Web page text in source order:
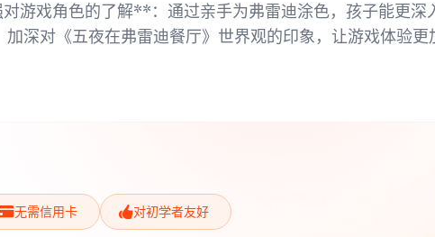
游戏角色的了解**：通过亲手为弗雷迪涂色，孩子能更深
加深对《五夜在弗雷迪餐厅》世界观的印象，让游戏体验更
无需信用卡 对初学者友好